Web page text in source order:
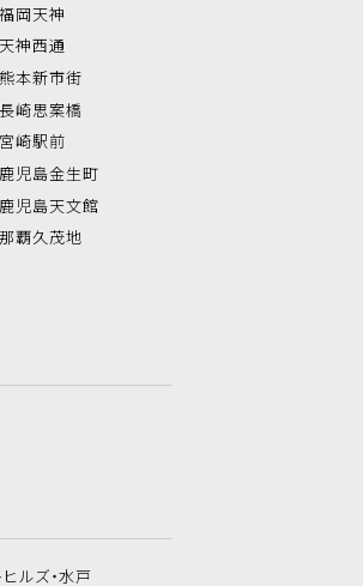
福岡天神
天神西通
熊本新市街
長崎思案橋
宮崎駅前
鹿児島金生町
鹿児島天文館
那覇久茂地
ルズ・水戸